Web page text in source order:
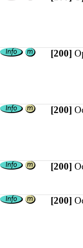
[200]
[200]
[200]
[200]